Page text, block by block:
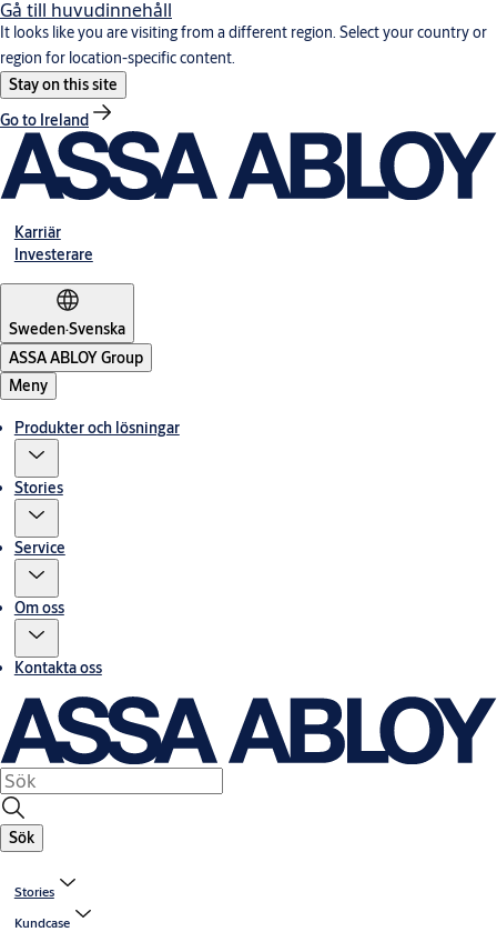
Gå till huvudinnehåll
It looks like you are visiting from a different region. Select your country or
region for location-specific content.
Stay on this site
Go to Ireland
Karriär
Investerare
Sweden·Svenska
ASSA ABLOY Group
Meny
Produkter och lösningar
Stories
Service
Om oss
Kontakta oss
Sök
Stories
Kundcase